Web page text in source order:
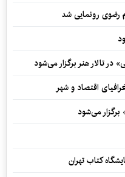
رضوی رونمایی شد
تالار هنر برگزار می‌شود
اقتصاد و شهر
می‌شود
کتاب تهران